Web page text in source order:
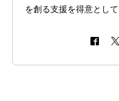
を創る支援を得意として